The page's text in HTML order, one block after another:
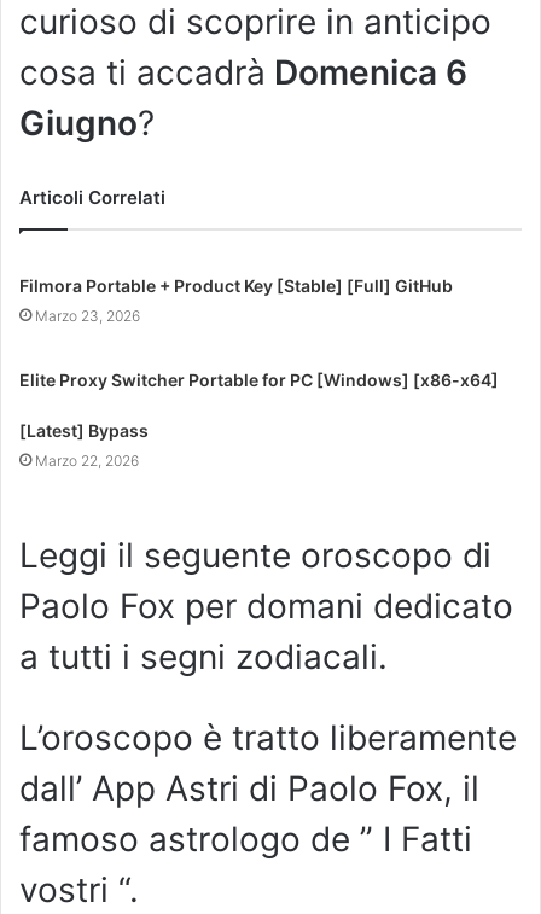
curioso di scoprire in anticipo
cosa ti accadrà Domenica 6
Giugno?
Articoli Correlati
Filmora Portable + Product Key [Stable] [Full] GitHub
Marzo 23, 2026
Elite Proxy Switcher Portable for PC [Windows] [x86-x64]
[Latest] Bypass
Marzo 22, 2026
Leggi il seguente oroscopo di
Paolo Fox per domani dedicato
a tutti i segni zodiacali.
L’oroscopo è tratto liberamente
dall’ App Astri di Paolo Fox, il
famoso astrologo de ” I Fatti
vostri “.